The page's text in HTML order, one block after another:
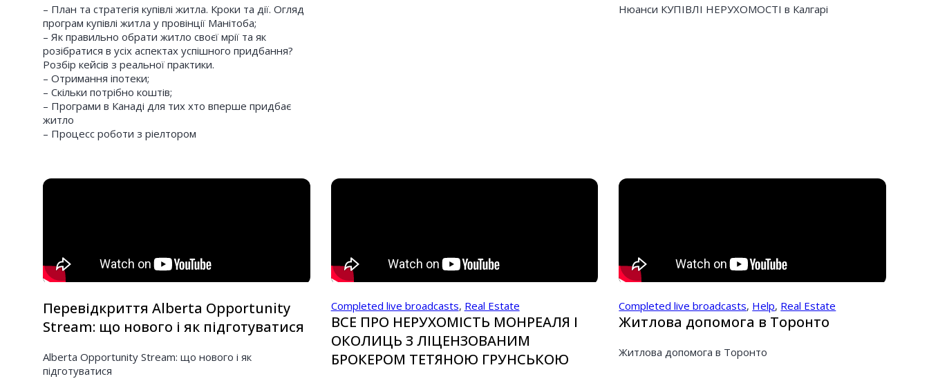
– План та стратегія купівлі житла. Кроки та дії. Огляд
програм купівлі житла у провінції Манітоба;
– Як правильно обрати житло своєї мрії та як
розібратися в усіх аспектах успішного придбання?
Розбір кейсів з реальної практики.
– Отримання іпотеки;
– Скільки потрібно коштів;
– Програми в Канаді для тих хто вперше придбає
житло
– Процесс роботи з ріелтором
Нюанси КУПІВЛІ НЕРУХОМОСТІ в Калгарі
Перевідкриття Alberta Opportunity
Stream: що нового і як підготуватися
Alberta Opportunity Stream: що нового і як
підготуватися
Completed live broadcasts, Real Estate
ВСЕ ПРО НЕРУХОМІСТЬ МОНРЕАЛЯ І
ОКОЛИЦЬ З ЛІЦЕНЗОВАНИМ
БРОКЕРОМ ТЕТЯНОЮ ГРУНСЬКОЮ
Completed live broadcasts, Help, Real Estate
Житлова допомога в Торонто
Житлова допомога в Торонто